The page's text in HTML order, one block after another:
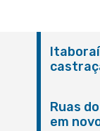
Ruas
em